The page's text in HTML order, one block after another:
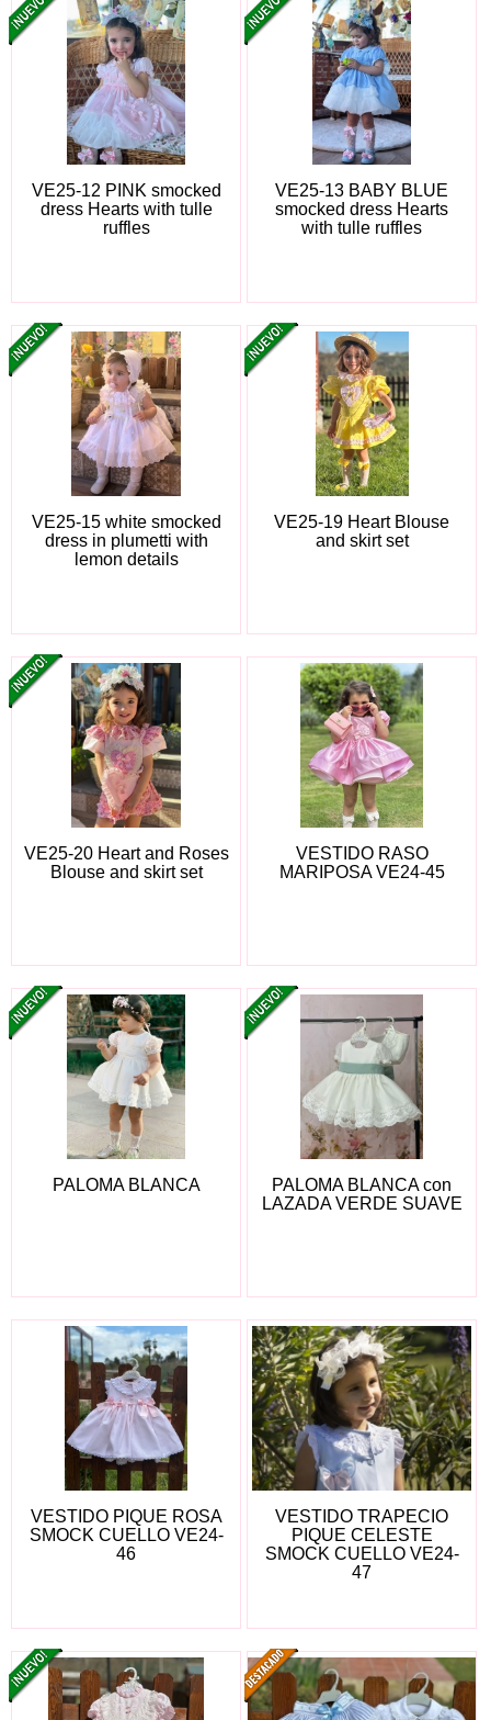
VE25-12 PINK smocked
dress Hearts with tulle
ruffles
VE25-13 BABY BLUE
smocked dress Hearts
with tulle ruffles
VE25-15 white smocked
dress in plumetti with
lemon details
VE25-19 Heart Blouse
and skirt set
VE25-20 Heart and Roses
Blouse and skirt set
VESTIDO RASO
MARIPOSA VE24-45
PALOMA BLANCA
PALOMA BLANCA con
LAZADA VERDE SUAVE
VESTIDO PIQUE ROSA
SMOCK CUELLO VE24-
46
VESTIDO TRAPECIO
PIQUE CELESTE
SMOCK CUELLO VE24-
47